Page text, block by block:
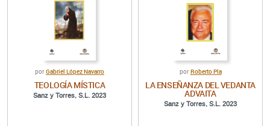
por Gabriel López Navarro
TEOLOGÍA MÍSTICA
Sanz y Torres, S.L. 2023
por Roberto Pla
LA ENSEÑANZA DEL VEDANTA
ADVAITA
Sanz y Torres, S.L. 2023